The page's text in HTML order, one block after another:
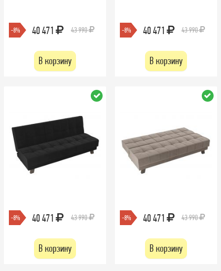
-8% 40 471 43 990
В корзину
-8% 40 471 43 990
В корзину
-8% 40 471 43 990
В корзину
-8% 40 471 43 990
В корзину